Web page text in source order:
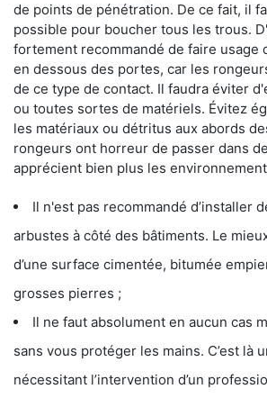
de points de pénétration. De ce fait, il
possible pour boucher tous les trous.
fortement recommandé de faire usage
en dessous des portes, car les
de ce type de contact. Il faudra éviter
ou toutes sortes de matériels. Évitez
les matériaux ou détritus aux abords
rongeurs ont horreur de passer dans
apprécient bien plus les
Il n'est pas recommandé d’installer
arbustes à côté des bâtiments. Le
d’une surface cimentée, bitumée
grosses pierres ;
Il ne faut absolument en aucun cas
sans vous protéger les mains. C’est là
nécessitant l’intervention d’un